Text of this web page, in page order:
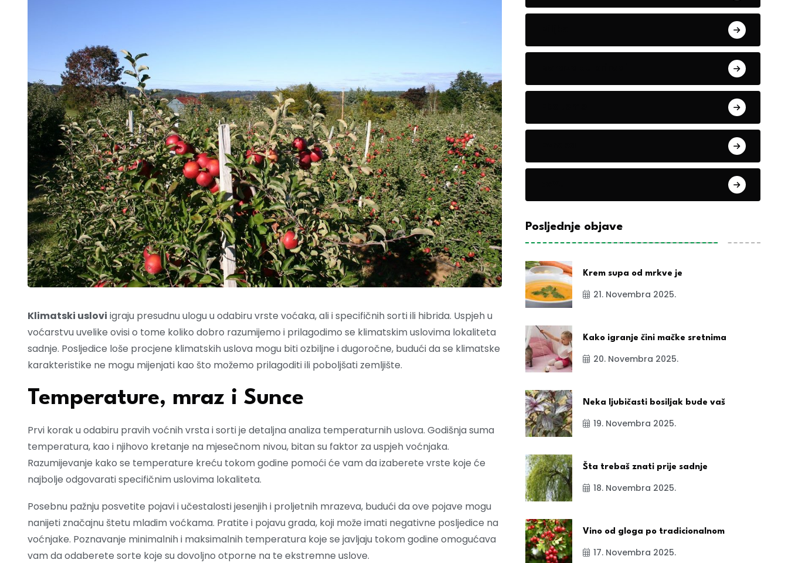
Klimatski uslovi igraju presudnu ulogu u odabiru vrste voćaka, ali i specifičnih sorti ili hibrida. Uspjeh u
voćarstvu uvelike ovisi o tome koliko dobro razumijemo i prilagodimo se klimatskim uslovima lokaliteta
sadnje. Posljedice loše procjene klimatskih uslova mogu biti ozbiljne i dugoročne, budući da se klimatske
karakteristike ne mogu mijenjati kao što možemo prilagoditi ili poboljšati zemljište.
Temperature, mraz i Sunce
Prvi korak u odabiru pravih voćnih vrsta i sorti je detaljna analiza temperaturnih uslova. Godišnja suma
temperatura, kao i njihovo kretanje na mjesečnom nivou, bitan su faktor za uspjeh voćnjaka.
Razumijevanje kako se temperature kreću tokom godine pomoći će vam da izaberete vrste koje će
najbolje odgovarati specifičnim uslovima lokaliteta.
Posebnu pažnju posvetite pojavi i učestalosti jesenjih i proljetnih mrazeva, budući da ove pojave mogu
nanijeti značajnu štetu mladim voćkama. Pratite i pojavu grada, koji može imati negativne posljedice na
voćnjake. Poznavanje minimalnih i maksimalnih temperatura koje se javljaju tokom godine omogućava
vam da odaberete sorte koje su dovoljno otporne na te ekstremne uslove.
Posljednje objave
Krem supa od mrkve je
21. Novembra 2025.
Kako igranje čini mačke sretnima
20. Novembra 2025.
Neka ljubičasti bosiljak bude vaš
19. Novembra 2025.
Šta trebaš znati prije sadnje
18. Novembra 2025.
Vino od gloga po tradicionalnom
17. Novembra 2025.